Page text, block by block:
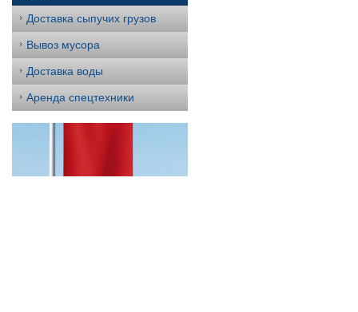
Доставка сыпучих грузов
Вывоз мусора
Доставка воды
Аренда спецтехники